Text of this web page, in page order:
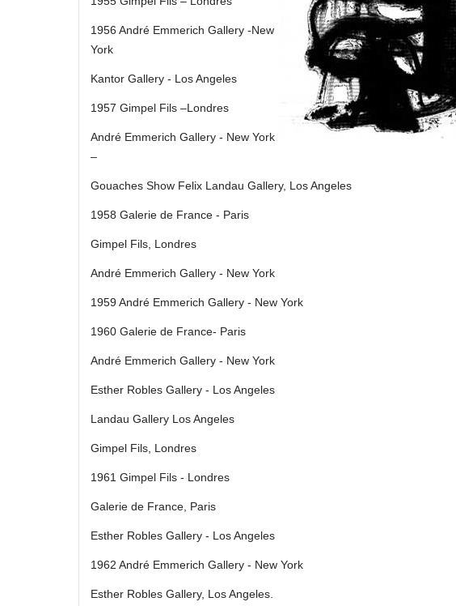
1956 André Emmerich Gallery ‑New
York
Kantor Gallery ‑ Los Angeles
1957 Gimpel Fils –Londres
André Emmerich Gallery ‑ New York
–
Gouaches Show Felix Landau Gallery, Los Angeles
1958 Galerie de France ‑ Paris
Gimpel Fils, Londres
André Emmerich Gallery ‑ New York
1959 André Emmerich Gallery ‑ New York
1960 Galerie de France- Paris
André Emmerich Gallery - New York
Esther Robles Gallery ‑ Los Angeles
Landau Gallery Los Angeles
Gimpel Fils, Londres
1961 Gimpel Fils ‑ Londres
Galerie de France, Paris
Esther Robles Gallery ‑ Los Angeles
1962 André Emmerich Gallery ‑ New York
Esther Robles Gallery, Los Angeles.